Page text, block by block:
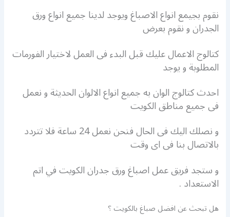
نقوم بجيمع انواع الاصباغ ويوجد لدينا جميع انواع ورق
الجدران و نقوم بعرض
كتالوج الاعمال عليك قبل البدء فى العمل لاختيار الفورمات
المطلوبة و يوجد
احدث كتالوج الوان به جميع انواع الالوان الحديثة و نعمل
فى جميع مناطق الكويت
و نصلك اليك فى الحال فنحن نعمل 24 ساعة فلا تتردد
بالاتصال بنا فى اى وقت
و ستجد فريق عمل اصباغ ورق جدران الكويت في اتم
الاستعداد .
هل تبحث عن افضل صباغ بالكويت ؟